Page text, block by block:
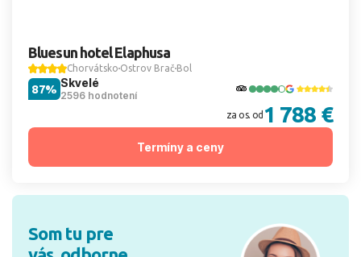
Bluesun hotel Elaphusa
Chorvátsko Ostrov Brač Bol
Skvelé
2596 hodnotení
87%
za os. od 1 788 €
Termíny a ceny
Som tu pre